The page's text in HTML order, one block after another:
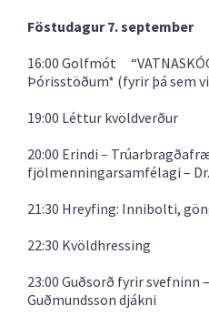
Föstudagur 7. september
16:00 Golfmót
Þórisstöðum* (fyrir þá sem
19:00 Léttur kvöldverður
20:00 Erindi –
fjölmenningarsamfélagi –
21:30 Hreyfing: Innibolti,
22:30 Kvöldhressing
23:00 Guðsorð fyrir svefninn
Guðmundsson djákni